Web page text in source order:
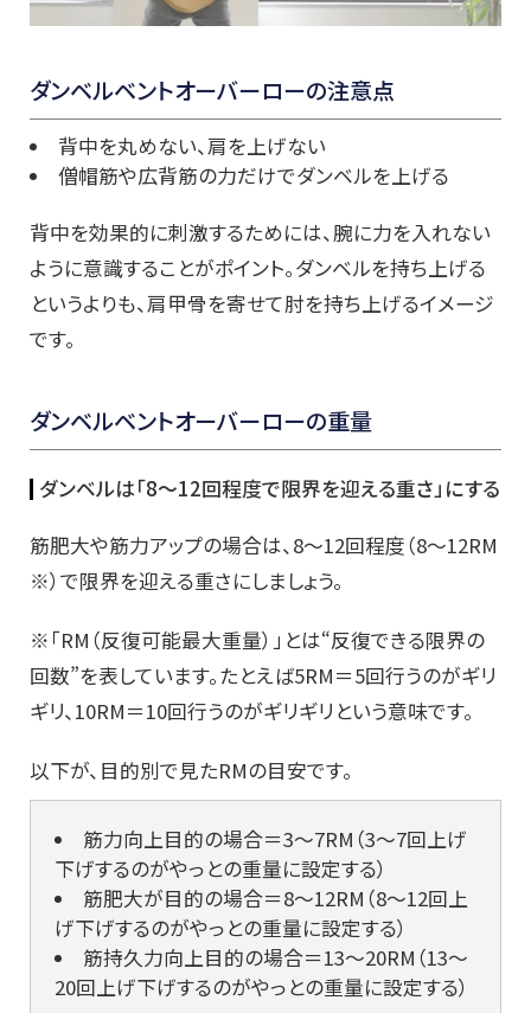
ダンベルベントオーバーローの注意点
背中を丸めない、肩を上げない
僧帽筋や広背筋の力だけでダンベルを上げる
背中を効果的に刺激するためには、腕に力を入れない
ように意識することがポイント。ダンベルを持ち上げる
というよりも、肩甲骨を寄せて肘を持ち上げるイメージ
です。
ダンベルベントオーバーローの重量
ダンベルは「8～12回程度で限界を迎える重さ」にする
筋肥大や筋力アップの場合は、8～12回程度（8～12RM
※）で限界を迎える重さにしましょう。
※「RM（反復可能最大重量）」とは“反復できる限界の
回数”を表しています。たとえば5RM＝5回行うのがギリ
ギリ、10RM＝10回行うのがギリギリという意味です。
以下が、目的別で見たRMの目安です。
筋力向上目的の場合＝3～7RM（3～7回上げ
下げするのがやっとの重量に設定する）
筋肥大が目的の場合＝8～12RM（8～12回上
げ下げするのがやっとの重量に設定する）
筋持久力向上目的の場合＝13～20RM（13～
20回上げ下げするのがやっとの重量に設定する）